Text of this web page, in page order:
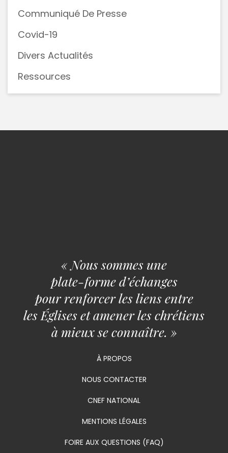
Communiqué De Presse
Covid-19
Divers Actualités
Ressources
« Nous sommes une
plate-forme d’échanges
pour renforcer les liens entre
les Églises et amener les chrétiens
à mieux se connaître. »
À PROPOS
NOUS CONTACTER
CNEF NATIONAL
MENTIONS LÉGALES
FOIRE AUX QUESTIONS (FAQ)